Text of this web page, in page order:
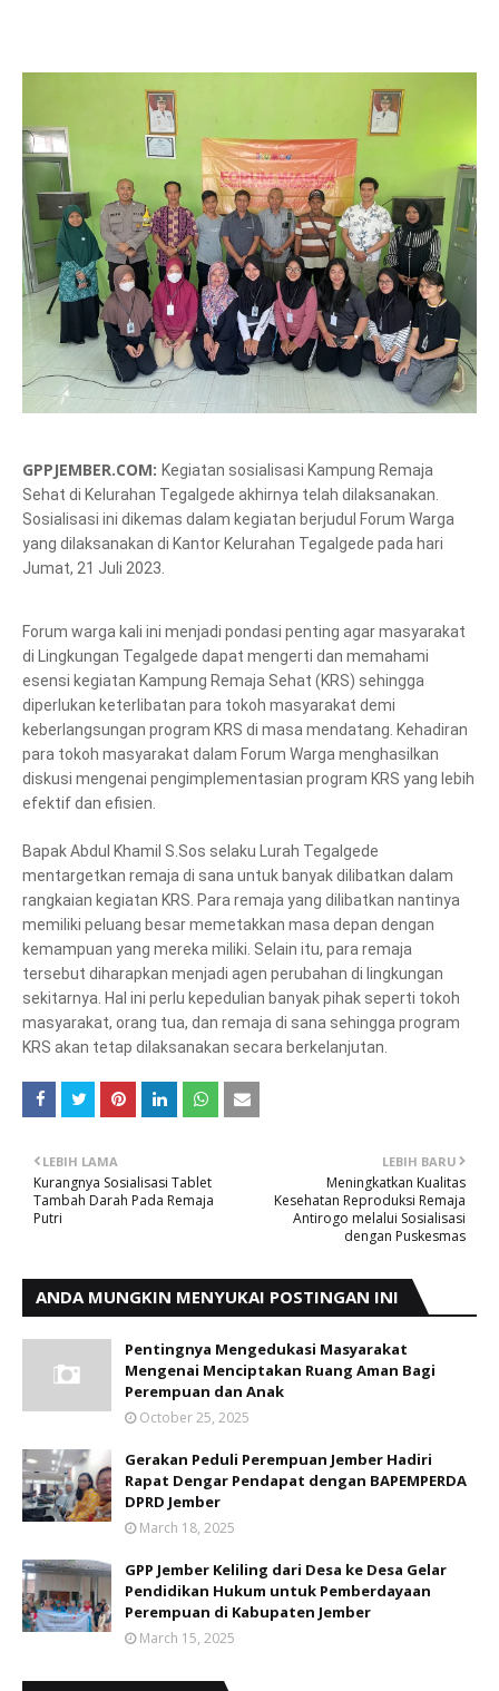
GPPJEMBER.COM: Kegiatan sosialisasi Kampung Remaja
Sehat di Kelurahan Tegalgede akhirnya telah dilaksanakan.
Sosialisasi ini dikemas dalam kegiatan berjudul Forum Warga
yang dilaksanakan di Kantor Kelurahan Tegalgede pada hari
Jumat, 21 Juli 2023.
Forum warga kali ini menjadi pondasi penting agar masyarakat
di Lingkungan Tegalgede dapat mengerti dan memahami
esensi kegiatan Kampung Remaja Sehat (KRS) sehingga
diperlukan keterlibatan para tokoh masyarakat demi
keberlangsungan program KRS di masa mendatang. Kehadiran
para tokoh masyarakat dalam Forum Warga menghasilkan
diskusi mengenai pengimplementasian program KRS yang lebih
efektif dan efisien.
Bapak Abdul Khamil S.Sos selaku Lurah Tegalgede
mentargetkan remaja di sana untuk banyak dilibatkan dalam
rangkaian kegiatan KRS. Para remaja yang dilibatkan nantinya
memiliki peluang besar memetakkan masa depan dengan
kemampuan yang mereka miliki. Selain itu, para remaja
tersebut diharapkan menjadi agen perubahan di lingkungan
sekitarnya. Hal ini perlu kepedulian banyak pihak seperti tokoh
masyarakat, orang tua, dan remaja di sana sehingga program
KRS akan tetap dilaksanakan secara berkelanjutan.
LEBIH BARU
Meningkatkan Kualitas
Kesehatan Reproduksi Remaja
Antirogo melalui Sosialisasi
dengan Puskesmas
LEBIH LAMA
Kurangnya Sosialisasi Tablet
Tambah Darah Pada Remaja
Putri
ANDA MUNGKIN MENYUKAI POSTINGAN INI
Pentingnya Mengedukasi Masyarakat
Mengenai Menciptakan Ruang Aman Bagi
Perempuan dan Anak
October 25, 2025
Gerakan Peduli Perempuan Jember Hadiri
Rapat Dengar Pendapat dengan BAPEMPERDA
DPRD Jember
March 18, 2025
GPP Jember Keliling dari Desa ke Desa Gelar
Pendidikan Hukum untuk Pemberdayaan
Perempuan di Kabupaten Jember
March 15, 2025